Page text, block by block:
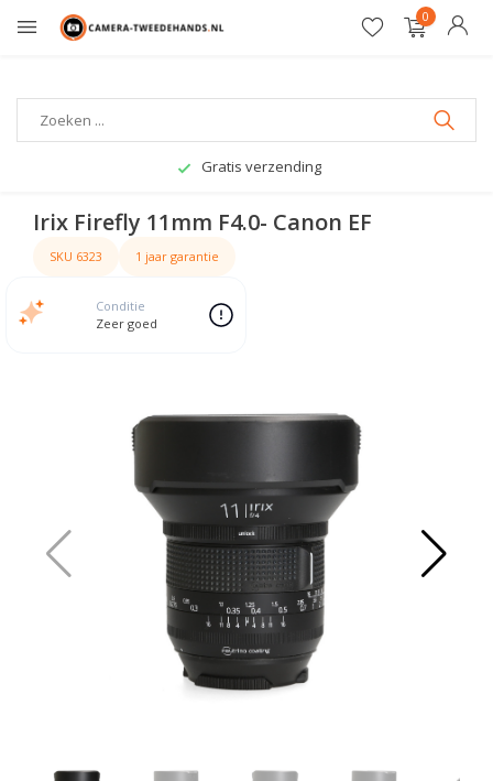
0
Gratis verzending
Irix Firefly 11mm F4.0- Canon EF
SKU 6323 1 jaar garantie
Conditie
Zeer goed